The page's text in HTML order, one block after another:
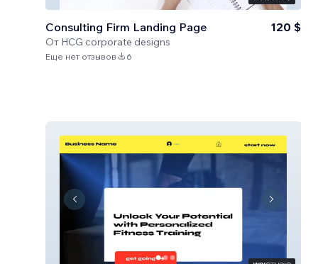
Consulting Firm Landing Page
От HCG corporate designs
120 $
Еще нет отзывов 6